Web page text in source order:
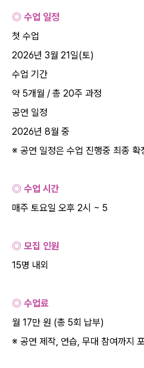
◎ 수업 일정
첫 수업
2026년 3월 21일(토)
수업 기간
약 5개월 / 총 20주 과정
공연 일정
2026년 8월 중
※ 공연 일정은 수업 진행중 최종 확
◎ 수업 시간
매주 토요일 오후 2시 ~ 5
◎ 모집 인원
15명 내외
◎ 수업료
월 17만 원 (총 5회 납부)
※ 공연 제작, 연습, 무대 참여까지